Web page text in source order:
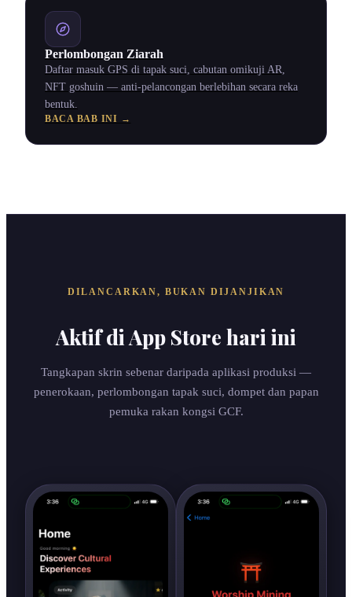
Perlombongan Ziarah
Daftar masuk GPS di tapak suci, cabutan omikuji AR,
NFT goshuin — anti-pelancongan berlebihan secara reka
bentuk.
BACA BAB INI →
DILANCARKAN, BUKAN DIJANJIKAN
Aktif di App Store hari ini
Tangkapan skrin sebenar daripada aplikasi produksi —
penerokaan, perlombongan tapak suci, dompet dan papan
pemuka rakan kongsi GCF.